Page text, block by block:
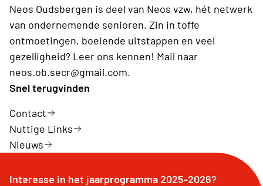
Neos Oudsbergen is deel van Neos vzw, hét netwerk
van ondernemende senioren. Zin in toffe
ontmoetingen, boeiende uitstappen en veel
gezelligheid? Leer ons kennen! Mail naar
neos.ob.secr@gmail.com.
Snel terugvinden
Contact
Nuttige Links
Nieuws
Interesse in het jaarprogramma 2025-2026?